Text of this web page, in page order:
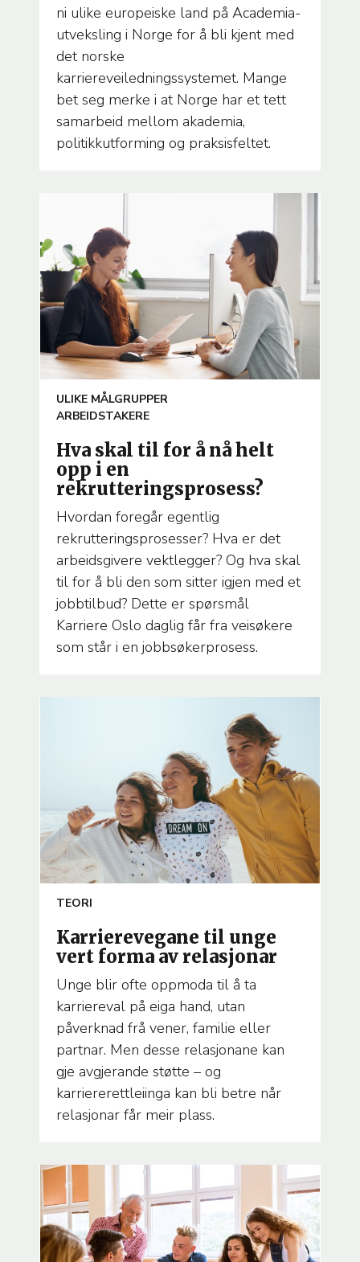
ni ulike europeiske land på Academia-
utveksling i Norge for å bli kjent med
det norske
karriereveiledningssystemet. Mange
bet seg merke i at Norge har et tett
samarbeid mellom akademia,
politikkutforming og praksisfeltet.
ARTICLE
TEMA
ULIKE MÅLGRUPPER
ARBEIDSTAKERE
Hva skal til for å nå helt
opp i en
rekrutteringsprosess?
Hvordan foregår egentlig
rekrutteringsprosesser? Hva er det
arbeidsgivere vektlegger? Og hva skal
til for å bli den som sitter igjen med et
jobbtilbud? Dette er spørsmål
Karriere Oslo daglig får fra veisøkere
som står i en jobbsøkerprosess.
ARTICLE
TEORI
Karrierevegane til unge
vert forma av relasjonar
Unge blir ofte oppmoda til å ta
karriereval på eiga hand, utan
påverknad frå vener, familie eller
partnar. Men desse relasjonane kan
gje avgjerande støtte – og
karriererettleiinga kan bli betre når
relasjonar får meir plass.